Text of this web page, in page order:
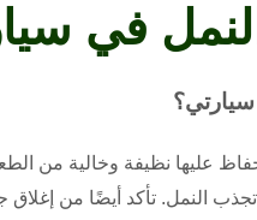
في
عليها نظيفة وخالية من
النمل. تأكد أيضًا من